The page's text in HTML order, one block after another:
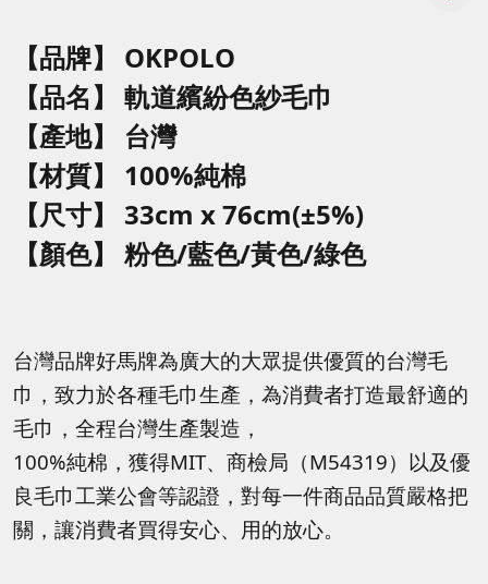
【品牌】 OKPOLO
【品名】 軌道繽紛色紗毛巾
【產地】 台灣
【材質】 100%純棉
【尺寸】 33cm x 76cm(±5%)
【顏色】 粉色/藍色/黃色/綠色
台灣品牌好馬牌為廣大的大眾提供優質的台灣毛
巾，致力於各種毛巾生產，為消費者打造最舒適的
毛巾，全程台灣生產製造，
100%純棉，獲得MIT、商檢局（M54319）以及優
良毛巾工業公會等認證，對每一件商品品質嚴格把
關，讓消費者買得安心、用的放心。